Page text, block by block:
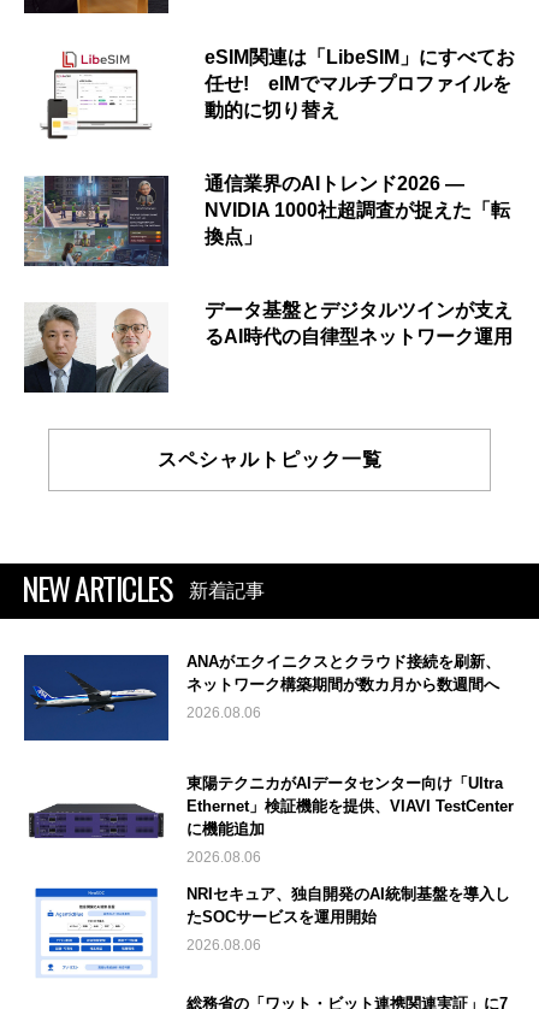
eSIM関連は「LibeSIM」にすべてお
任せ! eIMでマルチプロファイルを
動的に切り替え
通信業界のAIトレンド2026 ―
NVIDIA 1000社超調査が捉えた「転
換点」
データ基盤とデジタルツインが支え
るAI時代の自律型ネットワーク運用
スペシャルトピック一覧
NEW ARTICLES 新着記事
ANAがエクイニクスとクラウド接続を刷新、
ネットワーク構築期間が数カ月から数週間へ
2026.08.06
東陽テクニカがAIデータセンター向け「Ultra
Ethernet」検証機能を提供、VIAVI TestCenter
に機能追加
2026.08.06
NRIセキュア、独自開発のAI統制基盤を導入し
たSOCサービスを運用開始
2026.08.06
総務省の「ワット・ビット連携関連実証」に7